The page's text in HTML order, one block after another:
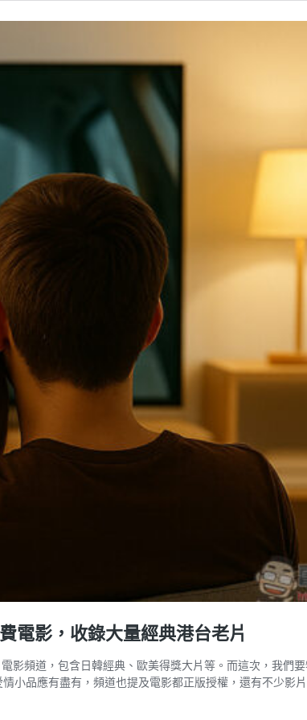
電影，收錄大量經典港台老片
影頻道，包含日韓經典、歐美得獎大片等。而這次，我們
小品應有盡有，頻道也提及電影都正版授權，還有不少影